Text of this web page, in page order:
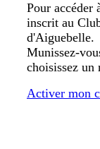
Pour accéder
inscrit au
d'Aiguebelle.
Munissez-
choisissez un
Activer mon